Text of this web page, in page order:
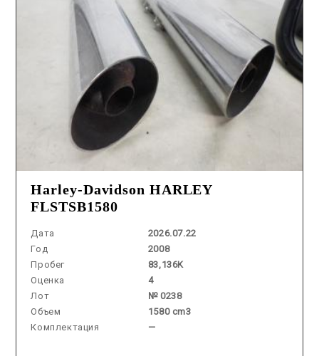
Harley-Davidson HARLEY
FLSTSB1580
Дата
2026.07.22
Год
2008
Пробег
83,136K
Оценка
4
Лот
№ 0238
Объем
1580 cm3
Комплектация
—